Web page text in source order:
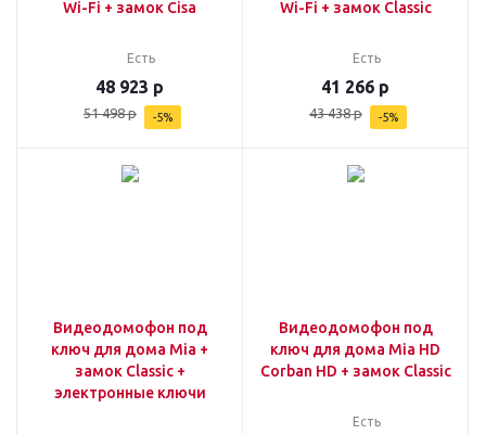
Wi-Fi + замок Cisa
Есть
48 923 р
51 498р -5%
Wi-Fi + замок Classic
Есть
41 266 р
43 438р -5%
Видеодомофон под
ключ для дома Mia +
замок Classic +
электронные ключи
Видеодомофон под
ключ для дома Mia HD
Corban HD + замок Classic
Есть